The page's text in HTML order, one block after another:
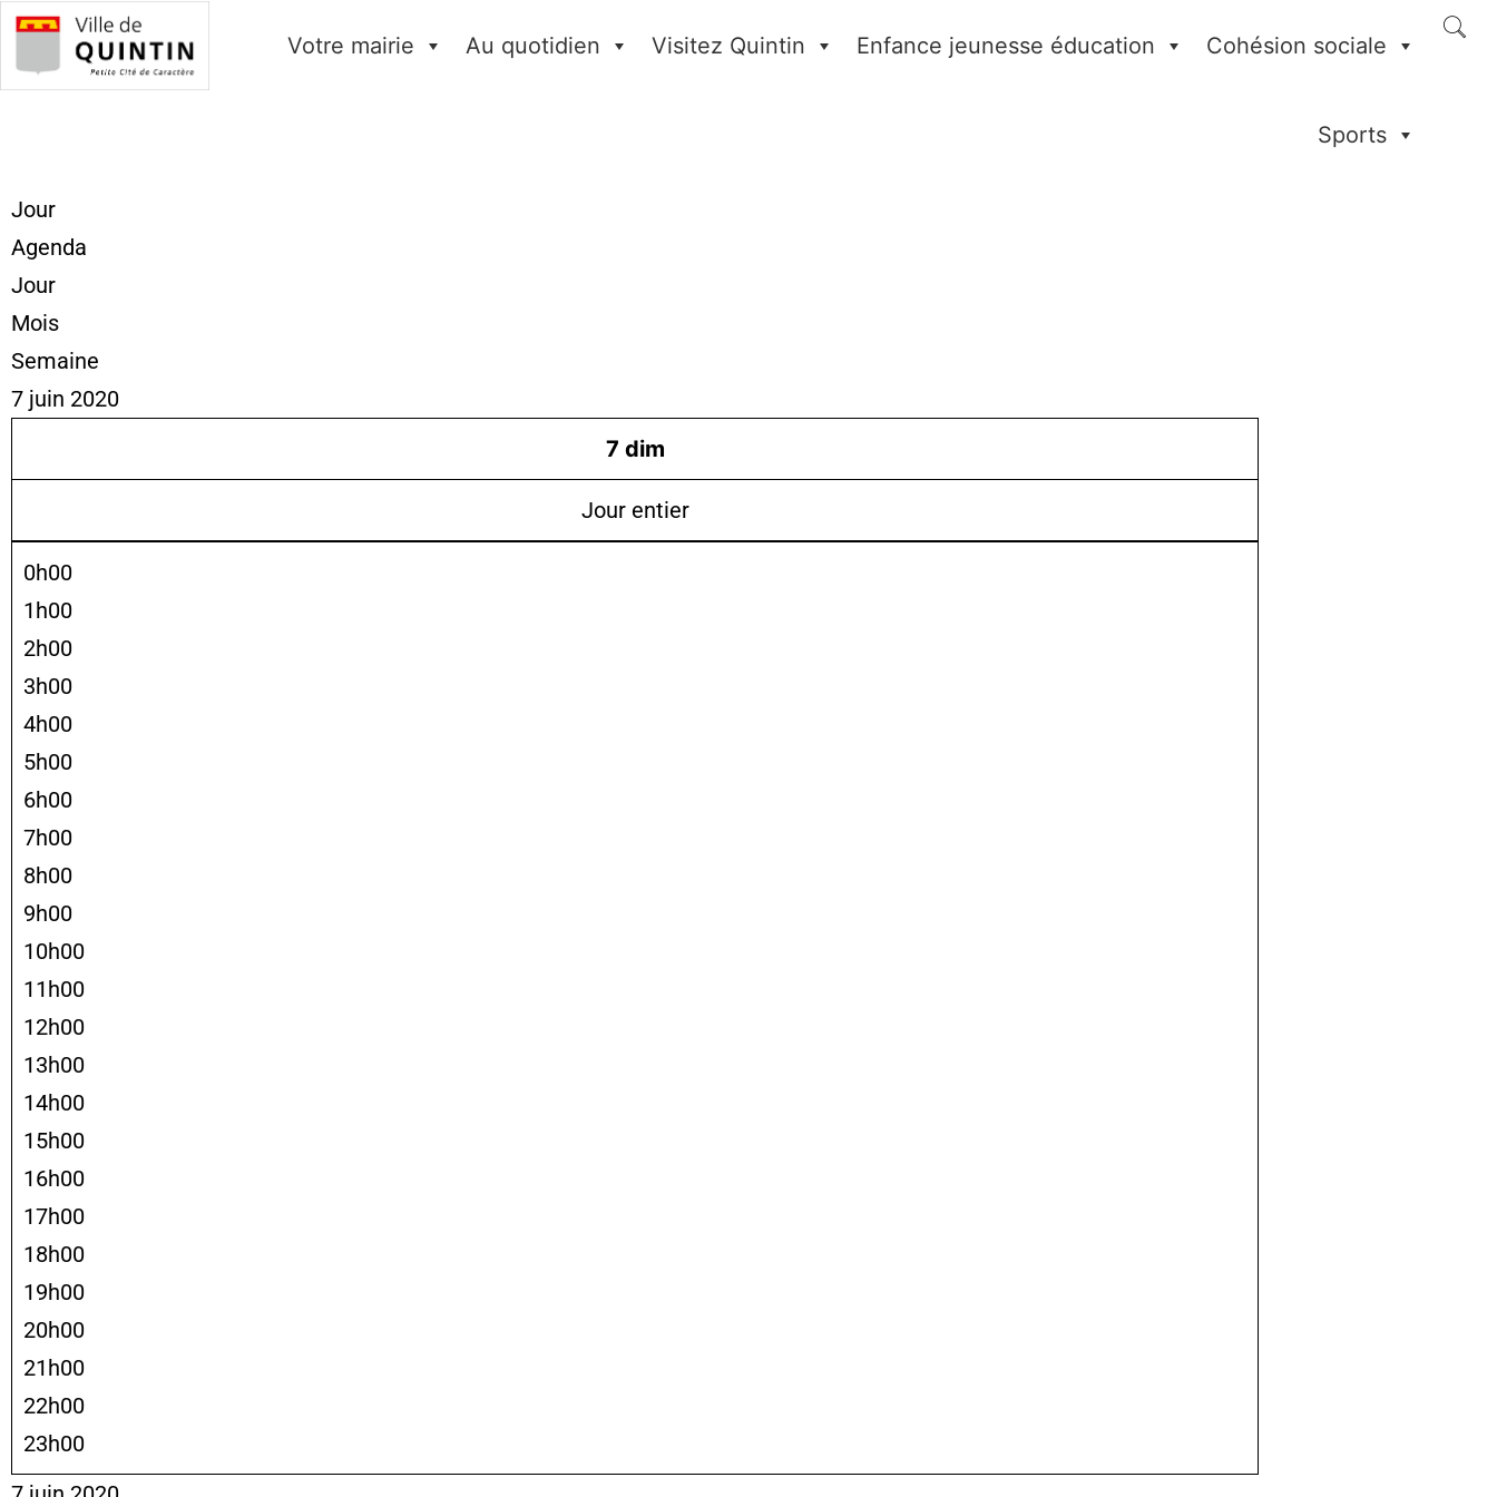
Votre mairie Au quotidien Visitez Quintin Enfance jeunesse éducation Cohésion sociale
Sports
Jour
Agenda
Jour
Mois
Semaine
7 juin 2020
7 dim
Jour entier
0h00
1h00
2h00
3h00
4h00
5h00
6h00
7h00
8h00
9h00
10h00
11h00
12h00
13h00
14h00
15h00
16h00
17h00
18h00
19h00
20h00
21h00
22h00
23h00